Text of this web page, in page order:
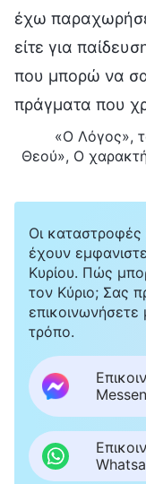
έχω
είτε για
που μπορώ να
πράγματα που
«Ο Λόγος»,
Θεού», Ο
Οι
έχουν
Κυρίου. Πώς
τον Κύριο; Σας
επικοινωνήσετε
τρόπο.